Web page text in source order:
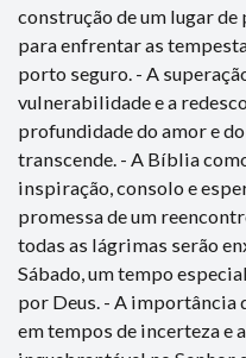
construção de um lugar
para enfrentar as
porto seguro. - A
vulnerabilidade e a
profundidade do amor e
transcende. - A Bíblia
inspiração, consolo e
promessa de um
todas as lágrimas serão
Sábado, um tempo
por Deus. - A importância
em tempos de incerteza e